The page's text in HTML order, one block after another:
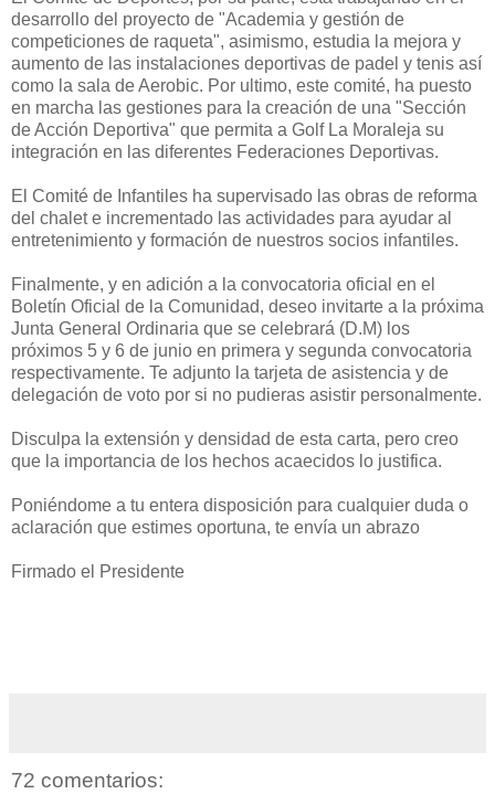
desarrollo del proyecto de "Academia y gestión de
competiciones de raqueta", asimismo, estudia la mejora y
aumento de las instalaciones deportivas de padel y tenis así
como la sala de Aerobic. Por ultimo, este comité, ha puesto
en marcha las gestiones para la creación de una "Sección
de Acción Deportiva" que permita a Golf La Moraleja su
integración en las diferentes Federaciones Deportivas.
El Comité de Infantiles ha supervisado las obras de reforma
del chalet e incrementado las actividades para ayudar al
entretenimiento y formación de nuestros socios infantiles.
Finalmente, y en adición a la convocatoria oficial en el
Boletín Oficial de la Comunidad, deseo invitarte a la próxima
Junta General Ordinaria que se celebrará (D.M) los
próximos 5 y 6 de junio en primera y segunda convocatoria
respectivamente. Te adjunto la tarjeta de asistencia y de
delegación de voto por si no pudieras asistir personalmente.
Disculpa la extensión y densidad de esta carta, pero creo
que la importancia de los hechos acaecidos lo justifica.
Poniéndome a tu entera disposición para cualquier duda o
aclaración que estimes oportuna, te envía un abrazo
Firmado el Presidente
72 comentarios: